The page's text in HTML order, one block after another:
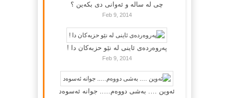
چی لە سالە و ئەوانی دی بكەین ؟
Feb 9, 2014
پەروەردەی ئاینی لە نێو حزبەکان دا !
Feb 9, 2014
ئەوین …. بەشی دووەم….. جوانە ئەسوەد